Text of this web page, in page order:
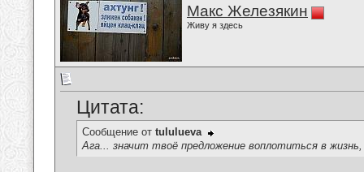
Макс Железякин
Живу я здесь
Цитата:
Сообщение от tululueva
Ага... значит твоё предложение воплотиться в